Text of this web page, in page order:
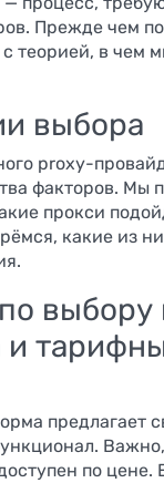
Прежде чем
теорией, в чем
выбора
proxy-
факторов. Мы
прокси
какие из
выбору
и
предлагает
по цене.